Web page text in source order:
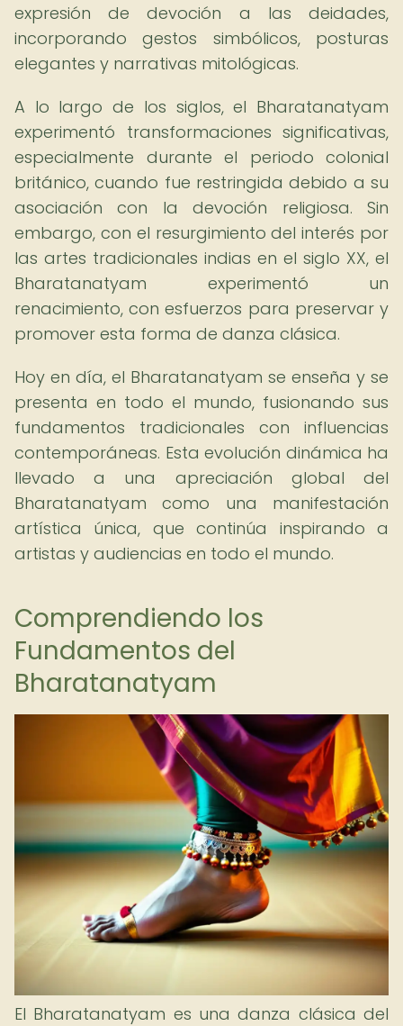
expresión de devoción a las deidades,
incorporando gestos simbólicos, posturas
elegantes y narrativas mitológicas.
A lo largo de los siglos, el Bharatanatyam
experimentó transformaciones significativas,
especialmente durante el periodo colonial
británico, cuando fue restringida debido a su
asociación con la devoción religiosa. Sin
embargo, con el resurgimiento del interés por
las artes tradicionales indias en el siglo XX, el
Bharatanatyam experimentó un
renacimiento, con esfuerzos para preservar y
promover esta forma de danza clásica.
Hoy en día, el Bharatanatyam se enseña y se
presenta en todo el mundo, fusionando sus
fundamentos tradicionales con influencias
contemporáneas. Esta evolución dinámica ha
llevado a una apreciación global del
Bharatanatyam como una manifestación
artística única, que continúa inspirando a
artistas y audiencias en todo el mundo.
Comprendiendo los
Fundamentos del
Bharatanatyam
El Bharatanatyam es una danza clásica del